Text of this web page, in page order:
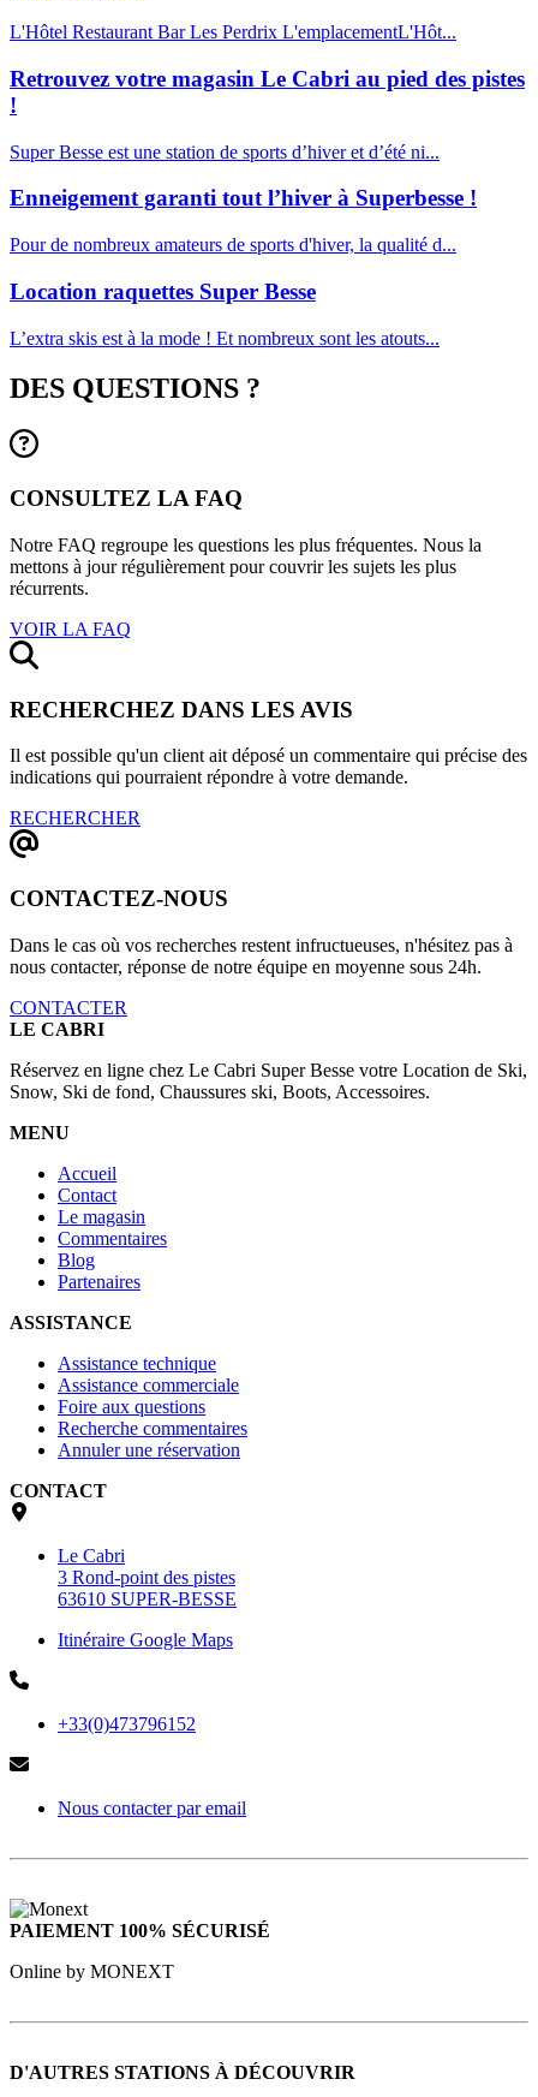
L'Hôtel Restaurant Bar Les Perdrix L'emplacementL'Hôt...
Retrouvez votre magasin Le Cabri au pied des pistes
!
Super Besse est une station de sports d’hiver et d’été ni...
Enneigement garanti tout l’hiver à Superbesse !
Pour de nombreux amateurs de sports d'hiver, la qualité d...
Location raquettes Super Besse
L’extra skis est à la mode ! Et nombreux sont les atouts...
DES QUESTIONS ?
CONSULTEZ LA FAQ
Notre FAQ regroupe les questions les plus fréquentes. Nous la
mettons à jour régulièrement pour couvrir les sujets les plus
récurrents.
VOIR LA FAQ
RECHERCHEZ DANS LES AVIS
Il est possible qu'un client ait déposé un commentaire qui précise des
indications qui pourraient répondre à votre demande.
RECHERCHER
CONTACTEZ-NOUS
Dans le cas où vos recherches restent infructueuses, n'hésitez pas à
nous contacter, réponse de notre équipe en moyenne sous 24h.
CONTACTER
LE CABRI
Réservez en ligne chez Le Cabri Super Besse votre Location de Ski,
Snow, Ski de fond, Chaussures ski, Boots, Accessoires.
MENU
Accueil
Contact
Le magasin
Commentaires
Blog
Partenaires
ASSISTANCE
Assistance technique
Assistance commerciale
Foire aux questions
Recherche commentaires
Annuler une réservation
CONTACT
Le Cabri
3 Rond-point des pistes
63610 SUPER-BESSE
Itinéraire Google Maps
+33(0)473796152
Nous contacter par email
PAIEMENT 100% SÉCURISÉ
Online by MONEXT
D'AUTRES STATIONS À DÉCOUVRIR